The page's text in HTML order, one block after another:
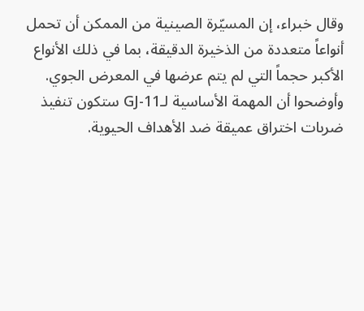
وقال خبراء، إن المسيّرة الصينية من الممكن أن تحمل
أنواعاً متعددة من الذخيرة الدقيقة، بما في ذلك الأنواع
الأكبر حجماً التي لم يتم عرضها في المعرض الجوي.
وأوضحوا أن المهمة الأساسية لـGJ-11 ستكون تنفيذ
ضربات اختراق عميقة ضد الأهداف الحيوية.